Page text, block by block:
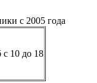
с 2005 года
с 10 до 18